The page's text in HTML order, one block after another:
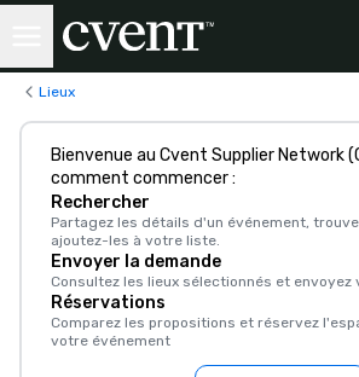
Lieux
Bienvenue au Cvent Supplier Network
comment commencer :
Rechercher
Partagez les détails d'un événement,
ajoutez-les à votre liste.
Envoyer la demande
Consultez les lieux sélectionnés et envoyez
Réservations
Comparez les propositions et réservez
votre événement